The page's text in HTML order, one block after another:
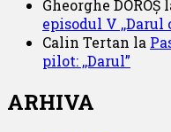
Gheorghe DOROȘ
episodul V
Calin Tertan la
pilot: ,,Darul”
ARHIVA